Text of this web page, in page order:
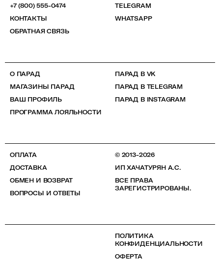
+7 (800) 555-0474
КОНТАКТЫ
ОБРАТНАЯ СВЯЗЬ
TELEGRAM
WHATSAPP
О ПАРАД
МАГАЗИНЫ ПАРАД
ВАШ ПРОФИЛЬ
ПРОГРАММА ЛОЯЛЬНОСТИ
ПАРАД В VK
ПАРАД В TELEGRAM
ПАРАД В INSTAGRAM
ОПЛАТА
ДОСТАВКА
ОБМЕН И ВОЗВРАТ
ВОПРОСЫ И ОТВЕТЫ
© 2013-2026
ИП ХАЧАТУРЯН А.С.
ВСЕ ПРАВА
ЗАРЕГИСТРИРОВАНЫ.
ПОЛИТИКА
КОНФИДЕНЦИАЛЬНОСТИ
ОФЕРТА